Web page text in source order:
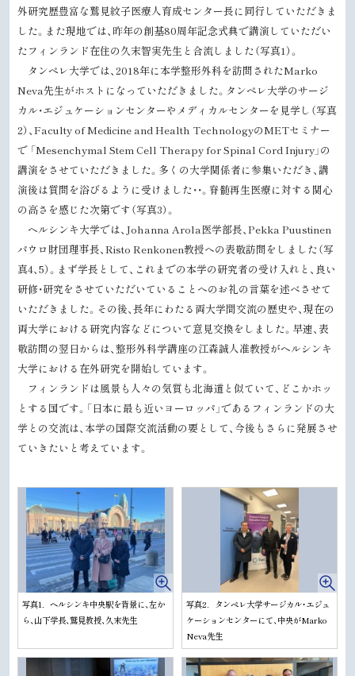
外研究歴豊富な鷲見紋子医療人育成センター長に同行していただきま
した。また現地では、昨年の創基80周年記念式典で講演していただい
たフィンランド在住の久末智実先生と合流しました（写真1）。
タンペレ大学では、2018年に本学整形外科を訪問されたMarko
Neva先生がホストになっていただきました。タンペレ大学のサージ
カル・エジュケーションセンターやメディカルセンターを見学し（写真
2）、Faculty of Medicine and Health TechnologyのMETセミナー
で 「Mesenchymal Stem Cell Therapy for Spinal Cord Injury」の
講演をさせていただきました。多くの大学関係者に参集いただき、講
演後は質問を浴びるように受けました・・。脊髄再生医療に対する関心
の高さを感じた次第です（写真3）。
ヘルシンキ大学では、Johanna Arola医学部長、Pekka Puustinen
パウロ財団理事長、Risto Renkonen教授への表敬訪問をしました（写
真4、5）。まず学長として、これまでの本学の研究者の受け入れと、良い
研修・研究をさせていただいていることへのお礼の言葉を述べさせて
いただきました。その後、長年にわたる両大学間交流の歴史や、現在の
両大学における研究内容などについて意見交換をしました。早速、表
敬訪問の翌日からは、整形外科学講座の江森誠人准教授がヘルシンキ
大学における在外研究を開始しています。
フィンランドは風景も人々の気質も北海道と似ていて、どこかホッ
とする国です。「日本に最も近いヨーロッパ」であるフィンランドの大
学との交流は、本学の国際交流活動の要として、今後もさらに発展させ
ていきたいと考えています。
写真1．ヘルシンキ中央駅を背景に、左か
ら、山下学長、鷲見教授、久末先生
写真2．タンペレ大学サージカル・エジュ
ケーションセンターにて、中央がMarko
Neva先生